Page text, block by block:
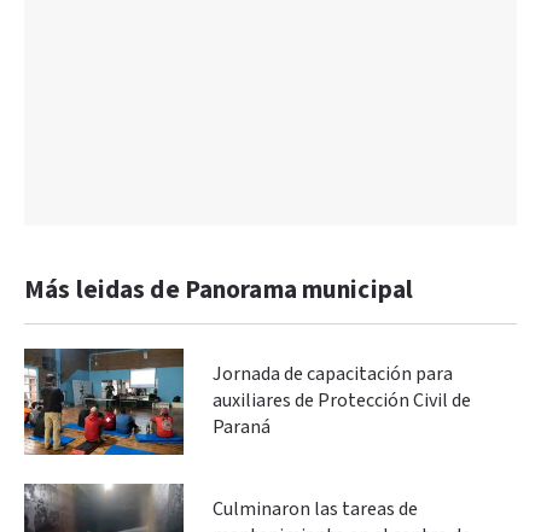
Más leidas de Panorama municipal
Jornada de capacitación para
auxiliares de Protección Civil de
Paraná
Culminaron las tareas de